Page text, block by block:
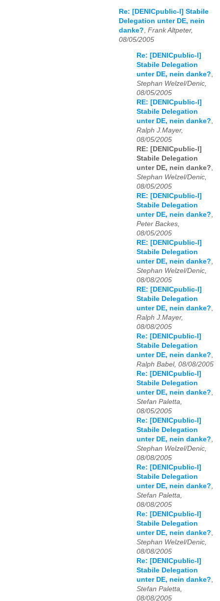
Re: [DENICpublic-l] Stabile
Delegation unter DE, nein
danke? Frank Altpeter,
08/05/2005
Re: [DENICpublic-l]
Stabile Delegation
unter DE, nein danke?,
Stephan Welzel/Denic,
08/05/2005
RE: [DENICpublic-l]
Stabile Delegation
unter DE, nein danke?,
Ralph J.Mayer,
08/05/2005
RE: [DENICpublic-l]
Stabile Delegation
unter DE, nein danke?,
Stephan Welzel/Denic,
08/05/2005
RE: [DENICpublic-l]
Stabile Delegation
unter DE, nein danke?,
Peter Backes,
08/05/2005
RE: [DENICpublic-l]
Stabile Delegation
unter DE, nein danke?,
Stephan Welzel/Denic,
08/08/2005
RE: [DENICpublic-l]
Stabile Delegation
unter DE, nein danke?,
Ralph J.Mayer,
08/08/2005
Re: [DENICpublic-l]
Stabile Delegation
unter DE, nein danke?,
Ralph Babel, 08/08/2005
Re: [DENICpublic-l]
Stabile Delegation
unter DE, nein danke?,
Stefan Paletta,
08/05/2005
Re: [DENICpublic-l]
Stabile Delegation
unter DE, nein danke?,
Stephan Welzel/Denic,
08/08/2005
Re: [DENICpublic-l]
Stabile Delegation
unter DE, nein danke?,
Stefan Paletta,
08/08/2005
Re: [DENICpublic-l]
Stabile Delegation
unter DE, nein danke?,
Stephan Welzel/Denic,
08/08/2005
Re: [DENICpublic-l]
Stabile Delegation
unter DE, nein danke?,
Stefan Paletta,
08/08/2005